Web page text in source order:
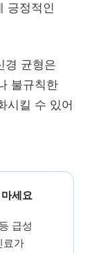
긍정적인
균형은
불규칙한
시킬 수 있어
세요
급성
료가